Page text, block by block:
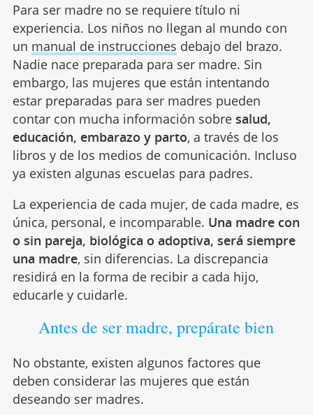
Para ser madre no se requiere título ni
experiencia. Los niños no llegan al mundo con
un manual de instrucciones debajo del brazo.
Nadie nace preparada para ser madre. Sin
embargo, las mujeres que están intentando
estar preparadas para ser madres pueden
contar con mucha información sobre salud,
educación, embarazo y parto, a través de los
libros y de los medios de comunicación. Incluso
ya existen algunas escuelas para padres.
La experiencia de cada mujer, de cada madre, es
única, personal, e incomparable. Una madre con
o sin pareja, biológica o adoptiva, será siempre
una madre, sin diferencias. La discrepancia
residirá en la forma de recibir a cada hijo,
educarle y cuidarle.
Antes de ser madre, prepárate bien
No obstante, existen algunos factores que
deben considerar las mujeres que están
deseando ser madres.